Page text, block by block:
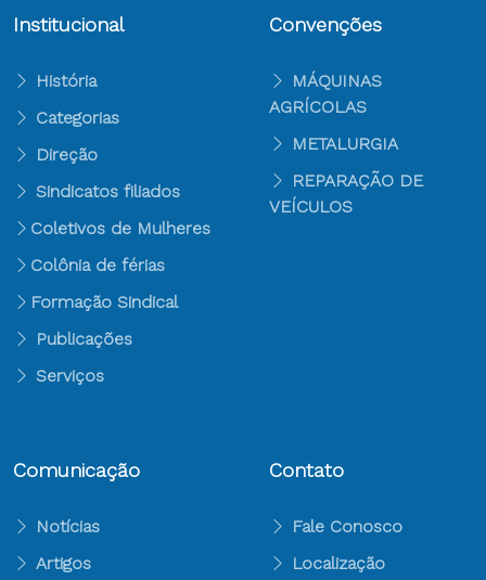
Institucional
História
Categorias
Direção
Sindicatos filiados
Coletivos de Mulheres
Colônia de férias
Formação Sindical
Publicações
Serviços
Convenções
MÁQUINAS
AGRÍCOLAS
METALURGIA
REPARAÇÃO DE
VEÍCULOS
Comunicação
Notícias
Artigos
Contato
Fale Conosco
Localização